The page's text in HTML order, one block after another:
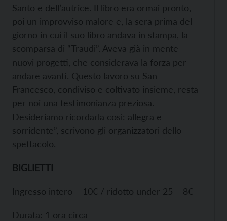
Santo e dell’autrice. Il libro era ormai pronto,
poi un improvviso malore e, la sera prima del
giorno in cui il suo libro andava in stampa, la
scomparsa di “Traudi”. Aveva già in mente
nuovi progetti, che considerava la forza per
andare avanti. Questo lavoro su San
Francesco, condiviso e coltivato insieme, resta
per noi una testimonianza preziosa.
Desideriamo ricordarla così: allegra e
sorridente”, scrivono gli organizzatori dello
spettacolo.
BIGLIETTI
Ingresso intero – 10€ / ridotto under 25 – 8€
Durata: 1 ora circa